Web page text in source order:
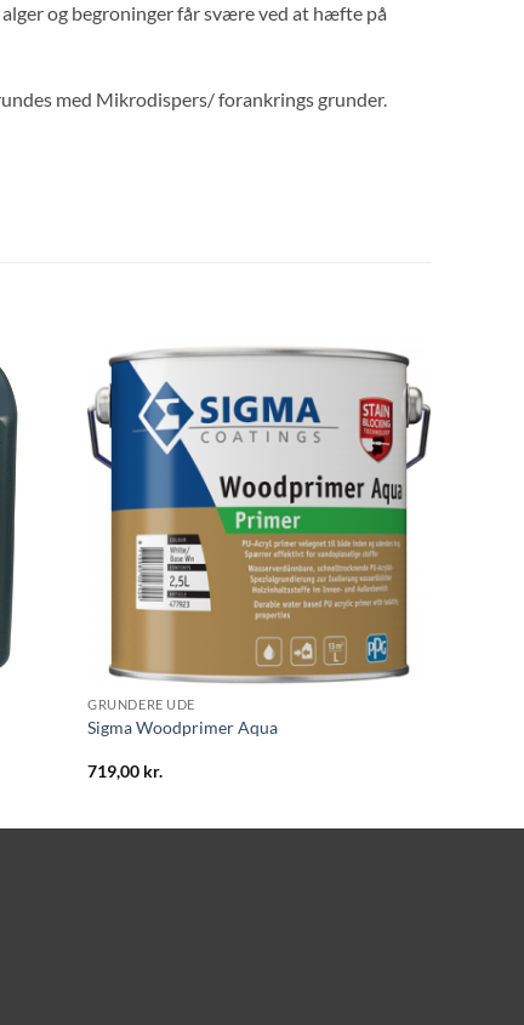
og begroninger får svære ved at hæfte på
med Mikrodispers/ forankrings grunder.
GRUNDERE UDE
Sigma Woodprimer Aqua
719,00 kr.